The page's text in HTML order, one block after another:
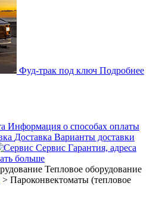
Фуд-трак под ключ Подробнее
Информация о способах оплаты
Доставка Варианты доставки
Сервис Гарантия, адреса
больше
Тепловое оборудование
> Пароконвектоматы (тепловое